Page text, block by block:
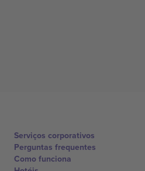
Serviços corporativos
Perguntas frequentes
Como funciona